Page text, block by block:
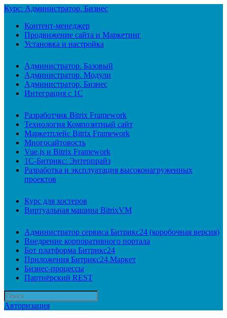
Курс: Администратор. Бизнес
Контент-менеджер
Продвижение сайта и Маркетинг
Установка и настройка
Администратор. Базовый
Администратор. Модули
Администратор. Бизнес
Интеграция с 1С
Разработчик Bitrix Framework
Технология Композитный сайт
Маркетплейс Bitrix Framework
Многосайтовость
Vue.js и Bitrix Framework
1С-Битрикс: Энтерпрайз
Разработка и эксплуатация высоконагруженных
проектов
Курс для хостеров
Виртуальная машина BitrixVM
Администратор сервиса Битрикс24 (коробочная версия)
Внедрение корпоративного портала
Бот платформа Битрикс24
Приложения Битрикс24.Маркет
Бизнес-процессы
Партнёрский REST
Авторизация